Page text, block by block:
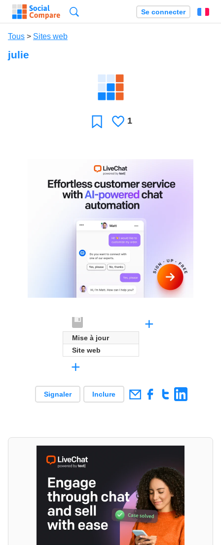
Se connecter
Tous > Sites web
julie
Favori J'aime
1
Mise à jour
Site web
+
+
Signaler Inclure